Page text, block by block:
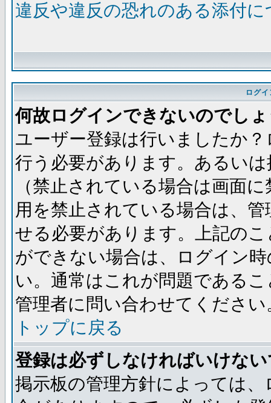
違反や違反の恐れのある添付
ログ
何故ログインできないのでし
ユーザー登録は行いましたか
行う必要があります。あるい
（禁止されている場合は画面
用を禁止されている場合は、
せる必要があります。上記の
ができない場合は、ログイン
い。通常はこれが問題である
管理者に問い合わせてください
トップに戻る
登録は必ずしなければいけな
掲示板の管理方針によっては